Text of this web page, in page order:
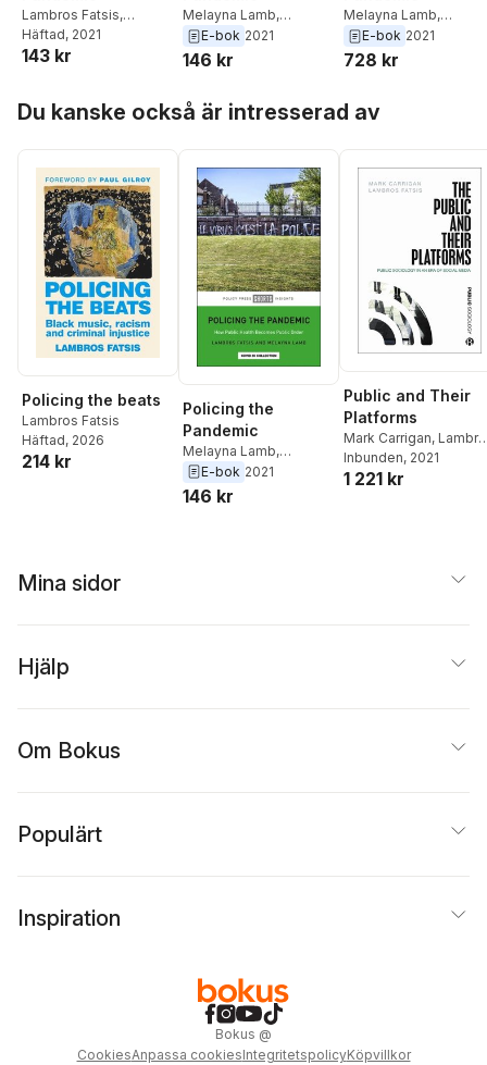
Lambros Fatsis,
Melayna Lamb
Häftad, 2021
143 kr
Melayna Lamb,
Lambros Fatsis
E-bok 2021
146 kr
Melayna Lamb,
Lambros Fatsis
E-bok 2021
728 kr
Du kanske också är intresserad av
Policing the beats
Lambros Fatsis
Häftad, 2026
214 kr
Policing the
Pandemic
Melayna Lamb,
Lambros Fatsis
E-bok 2021
146 kr
Public and Their
Platforms
Mark Carrigan,
Fatsis
Inbunden, 2021
1 221 kr
Mina sidor
Hjälp
Om Bokus
Populärt
Inspiration
Bokus @
CookiesAnpassa cookiesIntegritetspolicyKöpvillkor